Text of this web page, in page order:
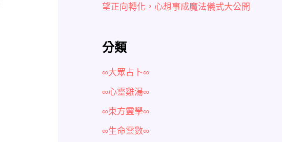
望正向轉化，心想事成魔法儀式大公開
分類
∞大眾占卜∞
∞心靈雞湯∞
∞東方靈學∞
∞生命靈數∞